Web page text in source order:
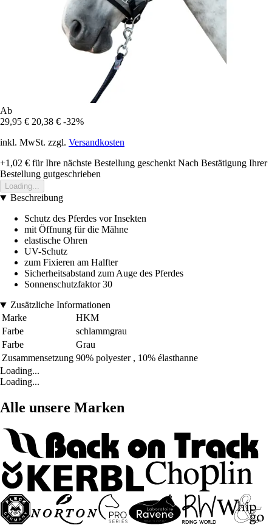
Ab
29,95 € 20,38 € -32%
inkl. MwSt. zzgl. Versandkosten
+1,02 € für Ihre nächste Bestellung geschenkt Nach Bestätigung Ihrer
Bestellung gutgeschrieben
Loading...
Beschreibung
Schutz des Pferdes vor Insekten
mit Öffnung für die Mähne
elastische Ohren
UV-Schutz
zum Fixieren am Halfter
Sicherheitsabstand zum Auge des Pferdes
Sonnenschutzfaktor 30
Zusätzliche Informationen
Marke
HKM
Farbe
schlammgrau
Farbe
Grau
Zusammensetzung 90% polyester , 10% élasthanne
Loading...
Loading...
Alle unsere Marken